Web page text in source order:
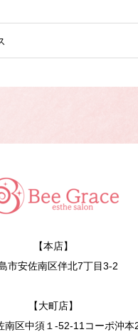
【本店】
市安佐南区伴北7丁目3-2
【大町店】
南区中須１-52-11コーポ沖本